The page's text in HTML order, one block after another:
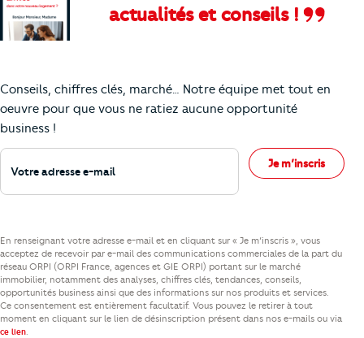
actualités et conseils !
Conseils, chiffres clés, marché… Notre équipe met tout en
oeuvre pour que vous ne ratiez aucune opportunité
business !
Votre adresse e-mail
Je m’inscris
En renseignant votre adresse e-mail et en cliquant sur « Je m’inscris », vous
acceptez de recevoir par e-mail des communications commerciales de la part du
réseau ORPI (ORPI France, agences et GIE ORPI) portant sur le marché
immobilier, notamment des analyses, chiffres clés, tendances, conseils,
opportunités business ainsi que des informations sur nos produits et services.
Ce consentement est entièrement facultatif. Vous pouvez le retirer à tout
moment en cliquant sur le lien de désinscription présent dans nos e-mails ou via
ce lien.